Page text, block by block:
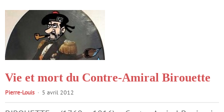
Vie et mort du Contre-Amiral Birouette
Pierre-Louis 5 avril 2012